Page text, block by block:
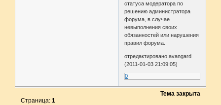
статуса модератора по
решению администратора
форума, в случае
невыполнения своих
обязанностей или нарушения
правил форума.
отредактировано avangard
(2011-01-03 21:09:05)
0
Тема закрыта
Страница:1